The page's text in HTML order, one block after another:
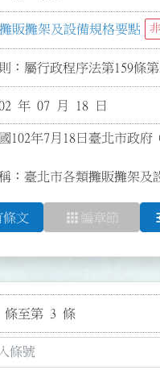
販攤架及設備規格要點
：屬行政程序法第159條
年 07 月 18 日
102年7月18日臺北市政府
稱：臺北市各類攤販攤架
條文 apps 編章節
條至第 3 條